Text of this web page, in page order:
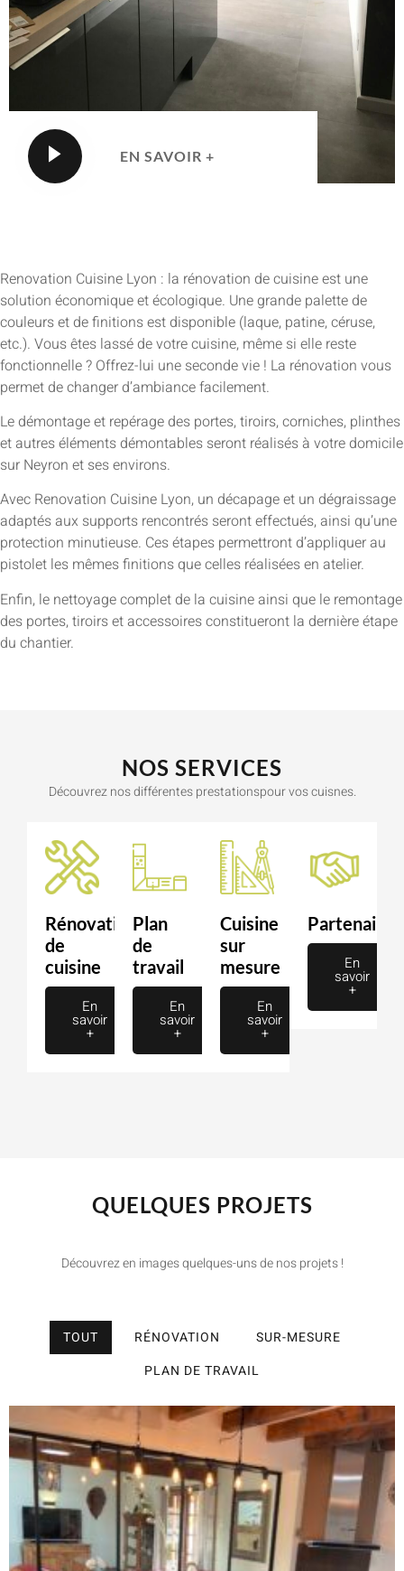
EN SAVOIR +
Renovation Cuisine Lyon : la rénovation de cuisine est une
solution économique et écologique. Une grande palette de
couleurs et de finitions est disponible (laque, patine, céruse,
etc.). Vous êtes lassé de votre cuisine, même si elle reste
fonctionnelle ? Offrez-lui une seconde vie ! La rénovation vous
permet de changer d’ambiance facilement.
Le démontage et repérage des portes, tiroirs, corniches, plinthes
et autres éléments démontables seront réalisés à votre domicile
sur Neyron et ses environs.
Avec Renovation Cuisine Lyon, un décapage et un dégraissage
adaptés aux supports rencontrés seront effectués, ainsi qu’une
protection minutieuse. Ces étapes permettront d’appliquer au
pistolet les mêmes finitions que celles réalisées en atelier.
Enfin, le nettoyage complet de la cuisine ainsi que le remontage
des portes, tiroirs et accessoires constitueront la dernière étape
du chantier.
NOS SERVICES
Découvrez nos différentes prestationspour vos cuisnes.
Rénovation
de
cuisine
En
savoir
+
Plan
de
travail
En
savoir
+
Cuisine
sur
mesure
En
savoir
+
Partenaire
En
savoir
+
QUELQUES PROJETS
Découvrez en images quelques-uns de nos projets !
TOUT RÉNOVATION
SUR-MESURE
PLAN DE TRAVAIL